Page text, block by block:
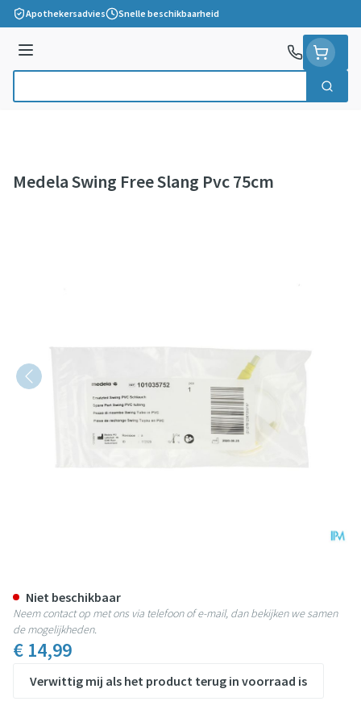
Ga naar de inhoud
Apothekersadvies Snelle beschikbaarheid
Menu
Zoek
Medela Swing Free Slang Pvc 75cm
€ 14,99
Verwittig mij als het product terug in voorraad is
Niet beschikbaar
Neem contact op met ons via telefoon of e-mail, dan bekijken we samen
de mogelijkheden.